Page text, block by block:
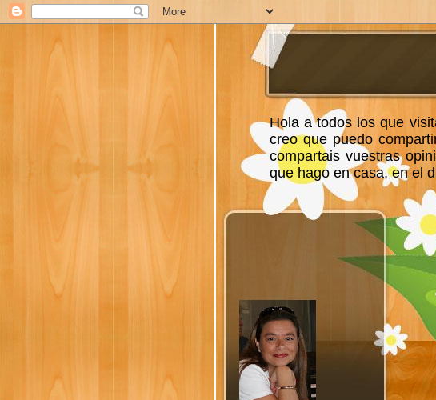
Hola a todos los que
creo que puedo
compartais vuestras
que hago en casa, en el